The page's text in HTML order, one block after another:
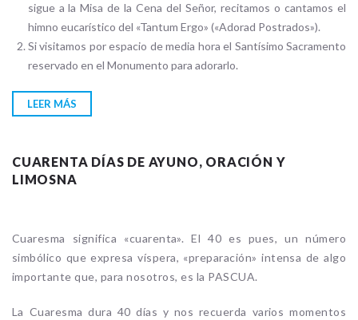
sigue a la Misa de la Cena del Señor, recitamos o cantamos el
himno eucarístico del «Tantum Ergo» («Adorad Postrados»).
Si visitamos por espacio de media hora el Santísimo Sacramento
reservado en el Monumento para adorarlo.
LEER MÁS
CUARENTA DÍAS DE AYUNO, ORACIÓN Y
LIMOSNA
Cuaresma significa «cuarenta». El 40 es pues, un número
simbólico que expresa víspera, «preparación» intensa de algo
importante que, para nosotros, es la PASCUA.
La Cuaresma dura 40 días y nos recuerda varios momentos